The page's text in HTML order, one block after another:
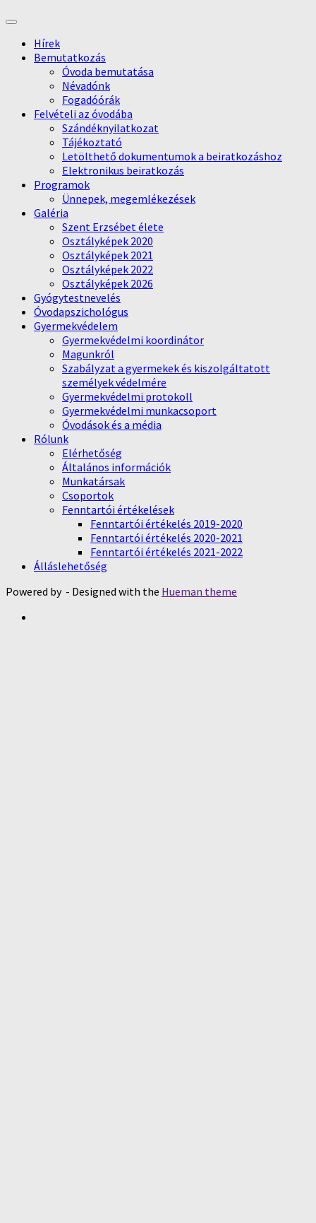
Hírek
Bemutatkozás
Óvoda bemutatása
Névadónk
Fogadóórák
Felvételi az óvodába
Szándéknyilatkozat
Tájékoztató
Letölthető dokumentumok a beiratkozáshoz
Elektronikus beiratkozás
Programok
Ünnepek, megemlékezések
Galéria
Szent Erzsébet élete
Osztályképek 2020
Osztályképek 2021
Osztályképek 2022
Osztályképek 2026
Gyógytestnevelés
Óvodapszichológus
Gyermekvédelem
Gyermekvédelmi koordinátor
Magunkról
Szabályzat a gyermekek és kiszolgáltatott
személyek védelmére
Gyermekvédelmi protokoll
Gyermekvédelmi munkacsoport
Óvodások és a média
Rólunk
Elérhetőség
Általános információk
Munkatársak
Csoportok
Fenntartói értékelések
Fenntartói értékelés 2019-2020
Fenntartói értékelés 2020-2021
Fenntartói értékelés 2021-2022
Álláslehetőség
Powered by - Designed with the Hueman theme